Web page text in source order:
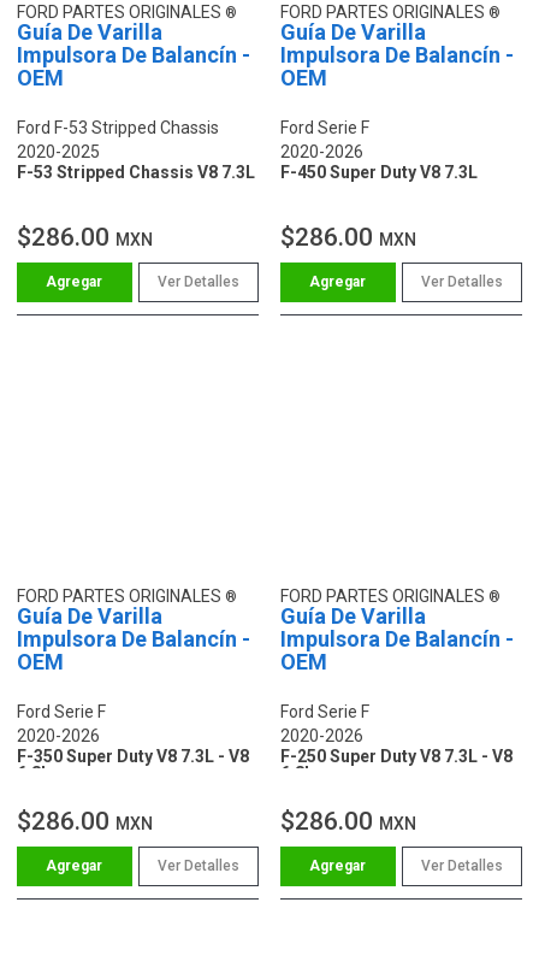
FORD PARTES ORIGINALES
Guía De Varilla
Impulsora De Balancín -
OEM
Ford F-53 Stripped Chassis
2020-2025
F-53 Stripped Chassis V8 7.3L
$286.00 MXN
Ver Detalles
FORD PARTES ORIGINALES
Guía De Varilla
Impulsora De Balancín -
OEM
Ford Serie F
2020-2026
F-450 Super Duty V8 7.3L
$286.00 MXN
Ver Detalles
FORD PARTES ORIGINALES
Guía De Varilla
Impulsora De Balancín -
OEM
Ford Serie F
2020-2026
F-350 Super Duty V8 7.3L - V8
6.8L
$286.00 MXN
Ver Detalles
FORD PARTES ORIGINALES
Guía De Varilla
Impulsora De Balancín -
OEM
Ford Serie F
2020-2026
F-250 Super Duty V8 7.3L - V8
6.8L
$286.00 MXN
Ver Detalles